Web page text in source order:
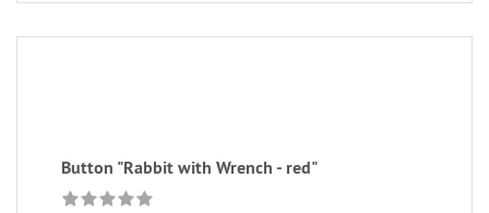
Button "Rabbit with Wrench - red"